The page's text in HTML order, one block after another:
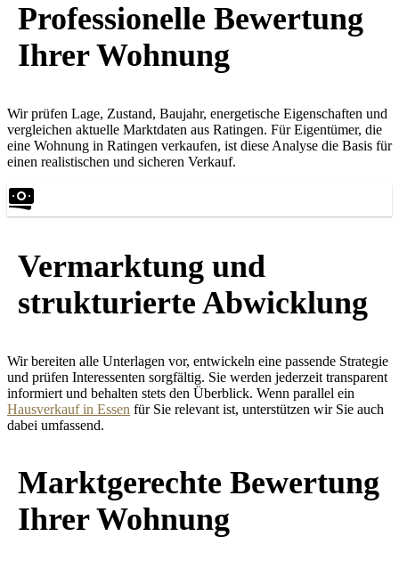
Professionelle Bewertung
Ihrer Wohnung
Wir prüfen Lage, Zustand, Baujahr, energetische Eigenschaften und
vergleichen aktuelle Marktdaten aus Ratingen. Für Eigentümer, die
eine Wohnung in Ratingen verkaufen, ist diese Analyse die Basis für
einen realistischen und sicheren Verkauf.
Vermarktung und
strukturierte Abwicklung
Wir bereiten alle Unterlagen vor, entwickeln eine passende Strategie
und prüfen Interessenten sorgfältig. Sie werden jederzeit transparent
informiert und behalten stets den Überblick. Wenn parallel ein
Hausverkauf in Essen für Sie relevant ist, unterstützen wir Sie auch
dabei umfassend.
Marktgerechte Bewertung
Ihrer Wohnung